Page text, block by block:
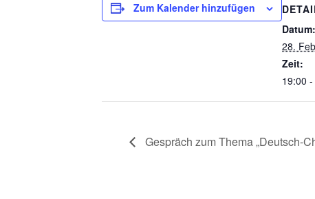
Zum Kalender hinzufügen
Datum:
28.
Zeit:
19:00
Gespräch zum Thema „Deutsch-